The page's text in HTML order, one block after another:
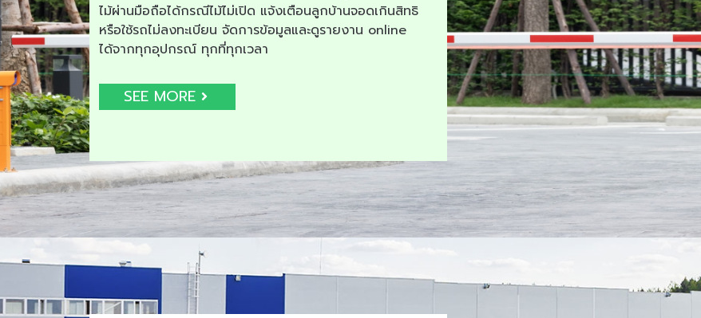
ไม้ผ่านมือถือได้กรณีไม้ไม่เปิด แจ้งเตือนลูกบ้านจอดเกินสิทธิ
หรือใช้รถไม่ลงทะเบียน จัดการข้อมูลและดูรายงาน online
ได้จากทุกอุปกรณ์ ทุกที่ทุกเวลา
SEE MORE